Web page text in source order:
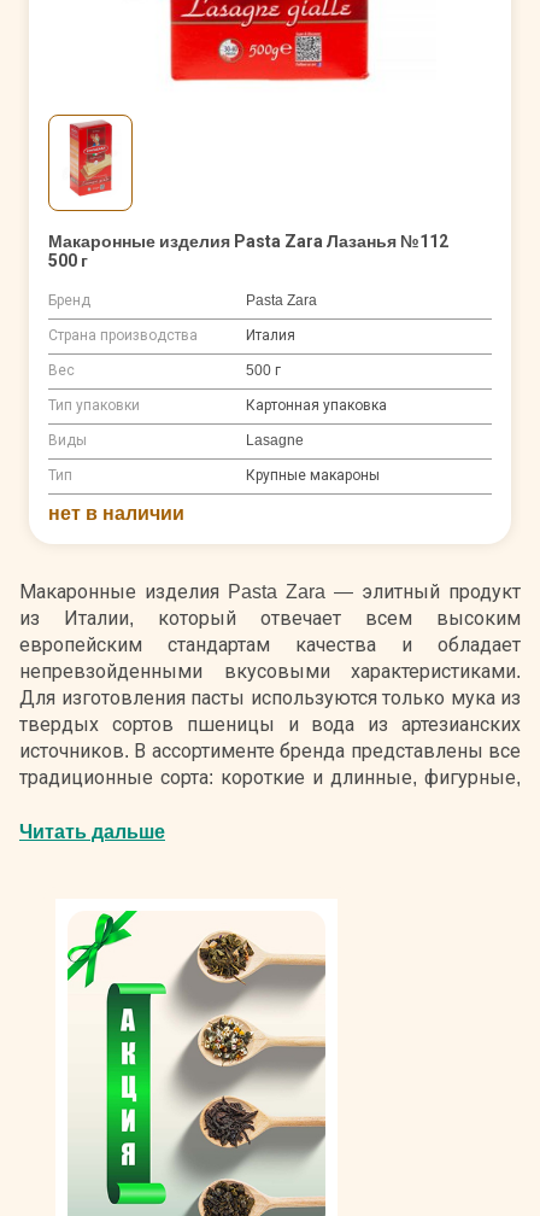
Макаронные изделия Pasta Zara — элитный продукт
из Италии, который отвечает всем высоким
европейским стандартам качества и обладает
непревзойденными вкусовыми характеристиками.
Для изготовления пасты используются только мука из
твердых сортов пшеницы и вода из артезианских
источников. В ассортименте бренда представлены все
традиционные сорта: короткие и длинные, фигурные,
фарширования и запекания. Макаронные изделия
прозрачная, что позволяет разглядеть продукт внутри.
Производством брендовых макаронных изделий
Pasta Zara занимается одноименная компания,
основанная семьей Браганьоло еще в конце XIX века.
Сегодня ей принадлежат заводы в провинциях Венето
и Фриули-Венеция-Джулия, которые являются одними
из самых современных предприятий Италии. Они
оборудованы по последнему слову техники и имеют
собственные лаборатории по проверке качества
сырья и готовой продукции. Однако в основе
создания Пасты Зара по-прежнему лежат
Читать дальше
Макаронные изделия Pasta Zara Лазанья №112
500 г
Бренд Pasta Zara
Страна производства Италия
Вес 500 г
Тип упаковки Картонная упаковка
Виды Lasagne
Тип Крупные макароны
нет в наличии